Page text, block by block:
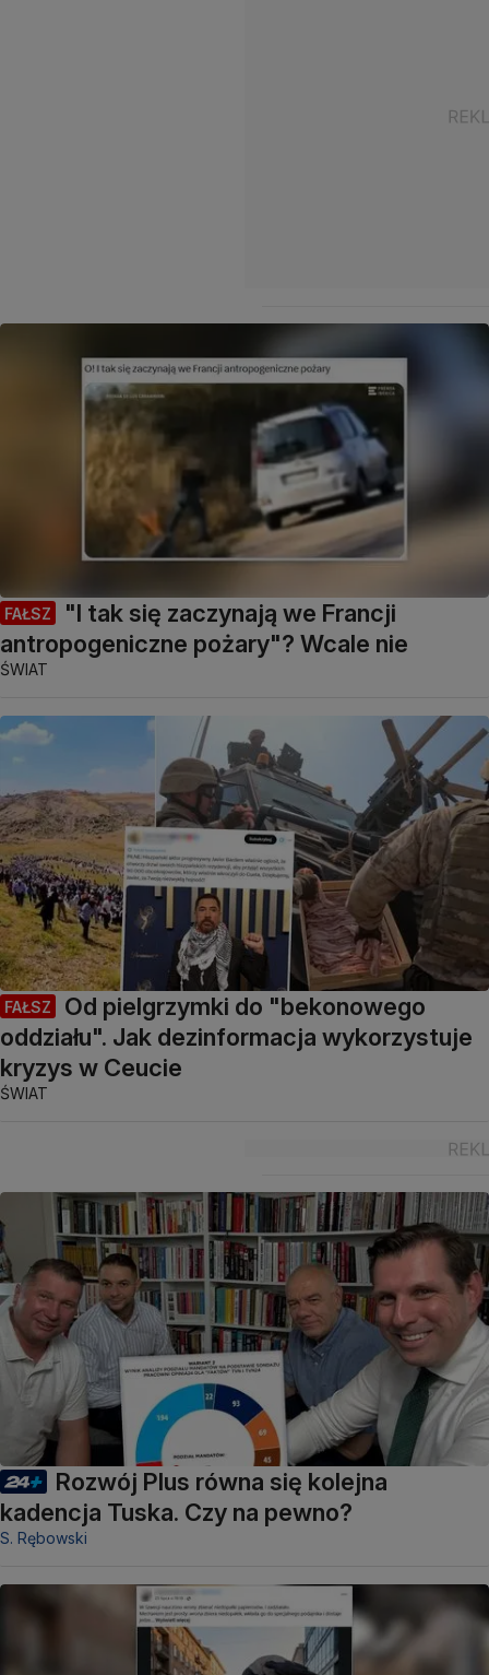
FAŁSZ
"I tak się zaczynają we Francji
antropogeniczne pożary"? Wcale nie
ŚWIAT
FAŁSZ
Od pielgrzymki do "bekonowego
oddziału". Jak dezinformacja wykorzystuje
kryzys w Ceucie
ŚWIAT
Rozwój Plus równa się kolejna
kadencja Tuska. Czy na pewno?
S. Rębowski